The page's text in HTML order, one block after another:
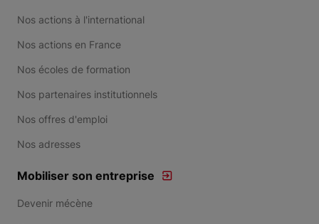
Nos actions à l'international
Nos actions en France
Nos écoles de formation
Nos partenaires institutionnels
Nos offres d'emploi
Nos adresses
Mobiliser son entreprise
Devenir mécène